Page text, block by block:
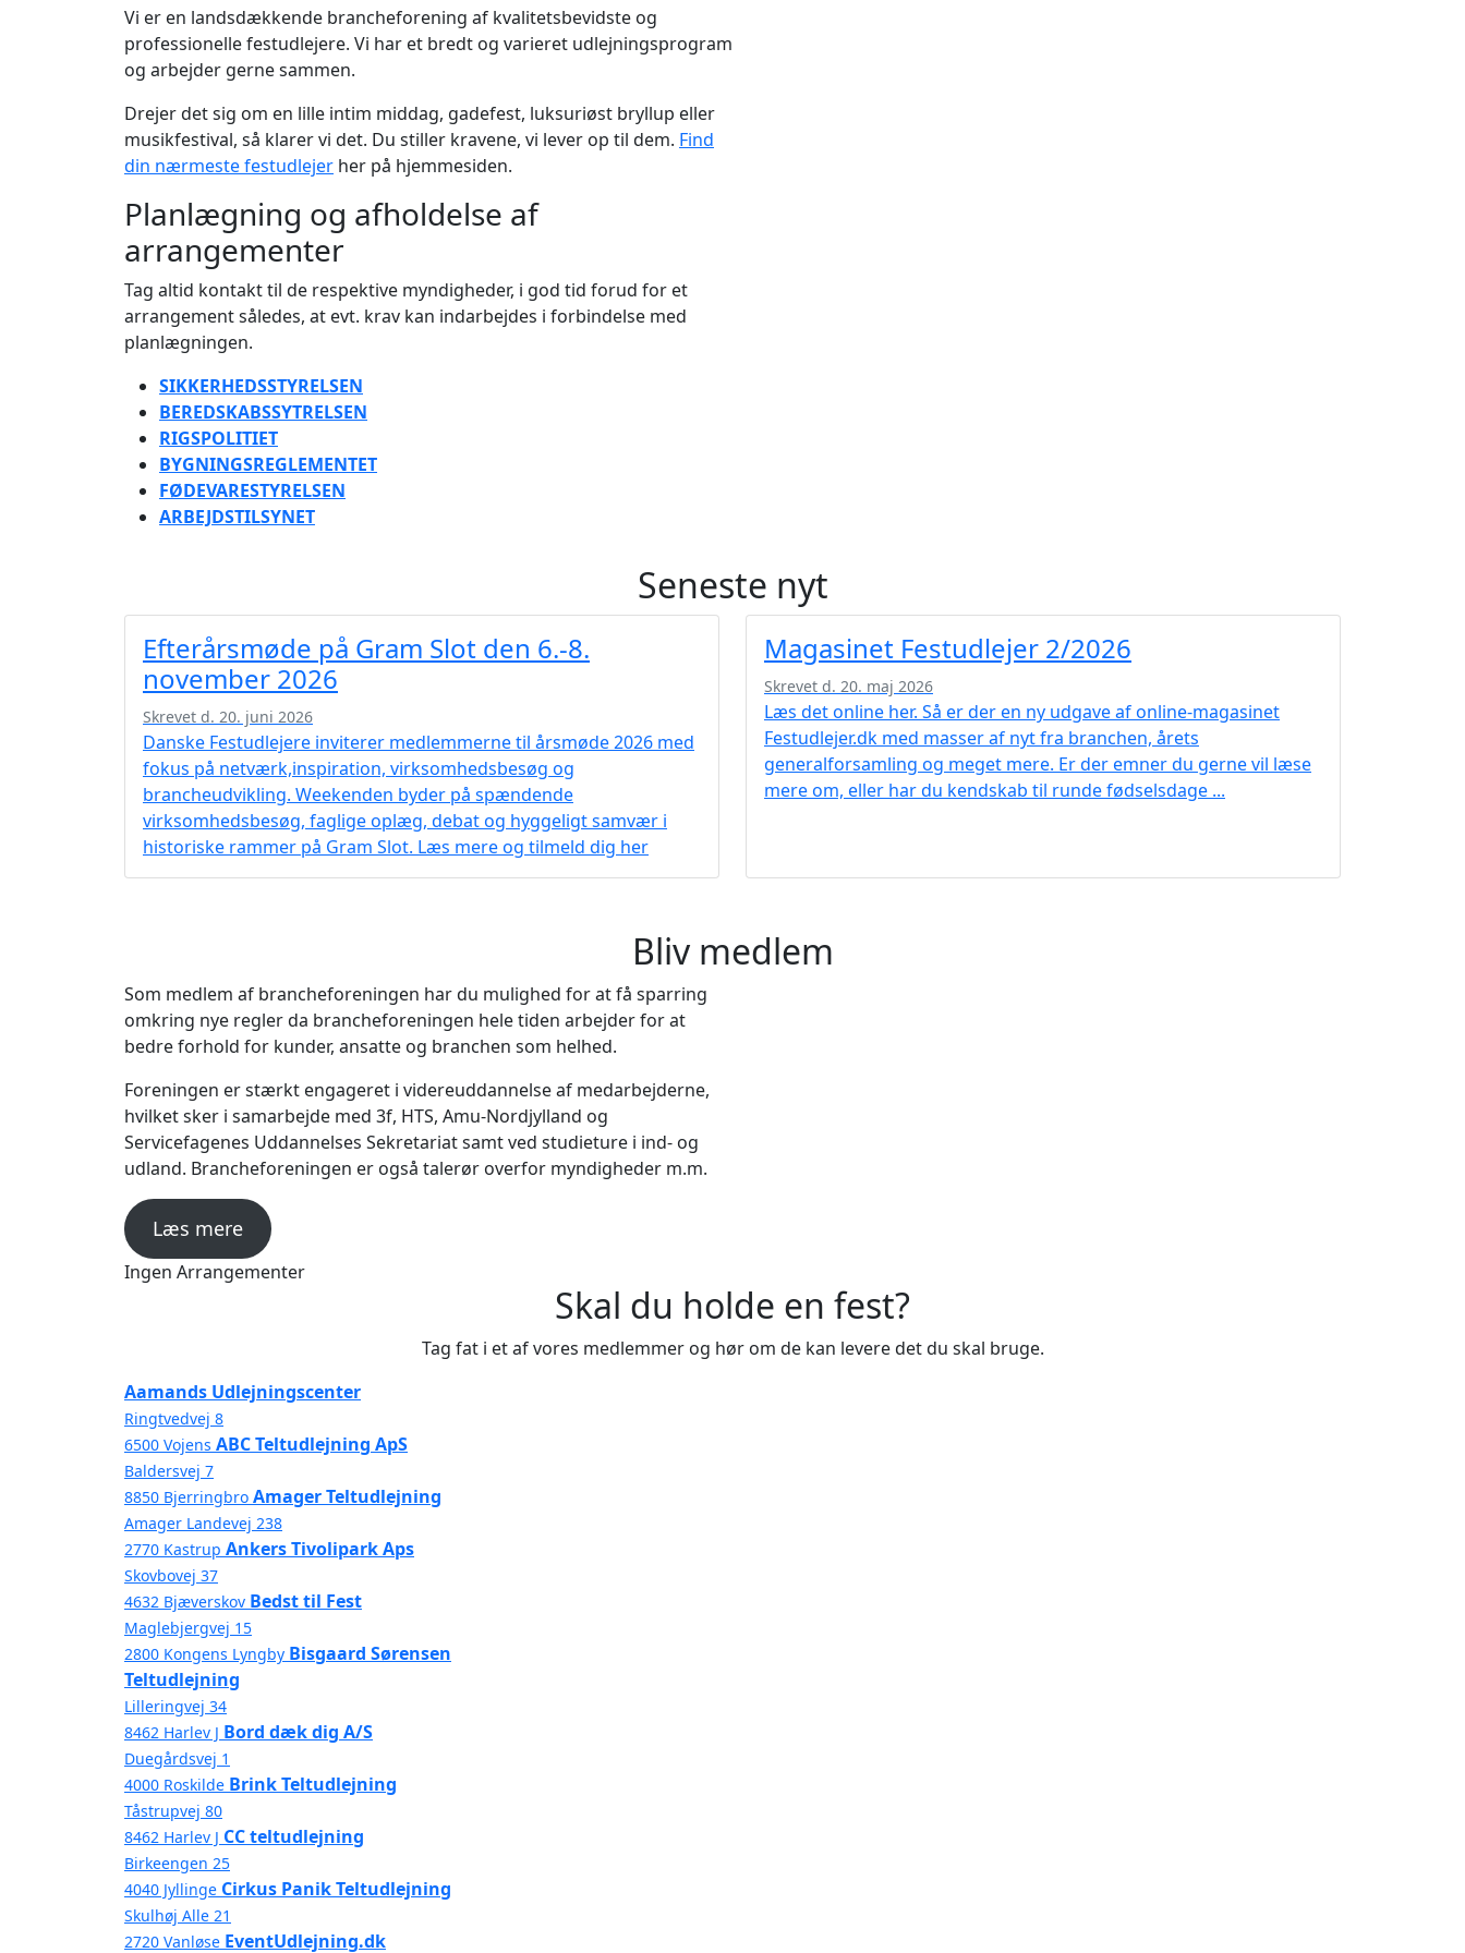
Vi er en landsdækkende brancheforening af kvalitetsbevidste og
professionelle festudlejere. Vi har et bredt og varieret udlejningsprogram
og arbejder gerne sammen.
Drejer det sig om en lille intim middag, gadefest, luksuriøst bryllup eller
musikfestival, så klarer vi det. Du stiller kravene, vi lever op til dem. Find
din nærmeste festudlejer her på hjemmesiden.
Planlægning og afholdelse af
arrangementer
Tag altid kontakt til de respektive myndigheder, i god tid forud for et
arrangement således, at evt. krav kan indarbejdes i forbindelse med
planlægningen.
SIKKERHEDSSTYRELSEN
BEREDSKABSSYTRELSEN
RIGSPOLITIET
BYGNINGSREGLEMENTET
FØDEVARESTYRELSEN
ARBEJDSTILSYNET
Seneste nyt
Efterårsmøde på Gram Slot den 6.-8.
november 2026
Skrevet d. 20. juni 2026
Danske Festudlejere inviterer medlemmerne til årsmøde 2026 med
fokus på netværk,inspiration, virksomhedsbesøg og
brancheudvikling. Weekenden byder på spændende
virksomhedsbesøg, faglige oplæg, debat og hyggeligt samvær i
historiske rammer på Gram Slot. Læs mere og tilmeld dig her
Magasinet Festudlejer 2/2026
Skrevet d. 20. maj 2026
Læs det online her. Så er der en ny udgave af online-magasinet
Festudlejer.dk med masser af nyt fra branchen, årets
generalforsamling og meget mere. Er der emner du gerne vil læse
mere om, eller har du kendskab til runde fødselsdage ...
Bliv medlem
Som medlem af brancheforeningen har du mulighed for at få sparring
omkring nye regler da brancheforeningen hele tiden arbejder for at
bedre forhold for kunder, ansatte og branchen som helhed.
Foreningen er stærkt engageret i videreuddannelse af medarbejderne,
hvilket sker i samarbejde med 3f, HTS, Amu-Nordjylland og
Servicefagenes Uddannelses Sekretariat samt ved studieture i ind- og
udland. Brancheforeningen er også talerør overfor myndigheder m.m.
Læs mere
Ingen Arrangementer
Skal du holde en fest?
Tag fat i et af vores medlemmer og hør om de kan levere det du skal bruge.
Aamands Udlejningscenter
Ringtvedvej 8
6500 Vojens ABC Teltudlejning ApS
Baldersvej 7
8850 Bjerringbro Amager Teltudlejning
Amager Landevej 238
2770 Kastrup Ankers Tivolipark Aps
Skovbovej 37
4632 Bjæverskov Bedst til Fest
Maglebjergvej 15
2800 Kongens Lyngby Bisgaard Sørensen
Teltudlejning
Lilleringvej 34
8462 Harlev J Bord dæk dig A/S
Duegårdsvej 1
4000 Roskilde Brink Teltudlejning
Tåstrupvej 80
8462 Harlev J CC teltudlejning
Birkeengen 25
4040 Jyllinge Cirkus Panik Teltudlejning
Skulhøj Alle 21
2720 Vanløse EventUdlejning.dk